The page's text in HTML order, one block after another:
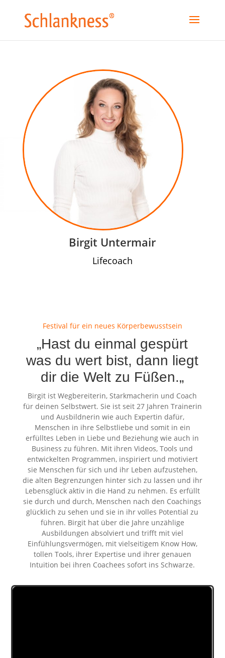
Birgit Untermair
Lifecoach
Festival für ein neues Körperbewusstsein
„Hast du einmal gespürt
was du wert bist, dann liegt
dir die Welt zu Füßen.„
Birgit ist Wegbereiterin, Starkmacherin und Coach
für deinen Selbstwert. Sie ist seit 27 Jahren Trainerin
und Ausbildnerin wie auch Expertin dafür,
Menschen in ihre Selbstliebe und somit in ein
erfülltes Leben in Liebe und Beziehung wie auch in
Business zu führen. Mit ihren Videos, Tools und
entwickelten Programmen, inspiriert und motiviert
sie Menschen für sich und ihr Leben aufzustehen,
die alten Begrenzungen hinter sich zu lassen und ihr
Lebensglück aktiv in die Hand zu nehmen. Es erfüllt
sie durch und durch, Menschen nach den Coachings
glücklich zu sehen und sie in ihr volles Potential zu
führen. Birgit hat über die Jahre unzählige
Ausbildungen absolviert und trifft mit viel
Einfühlungsvermögen, mit vielseitigem Know How,
tollen Tools, ihrer Expertise und ihrer genauen
Intuition bei ihren Coachees sofort ins Schwarze.